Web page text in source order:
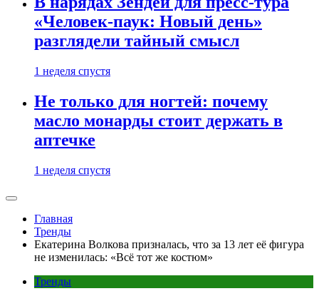
«Человек-паук: Новый день»
разглядели тайный смысл
1 неделя спустя
Не только для ногтей: почему
масло монарды стоит держать в
аптечке
1 неделя спустя
Главная
Тренды
Екатерина Волкова призналась, что за 13 лет её фигура
не изменилась: «Всё тот же костюм»
Тренды